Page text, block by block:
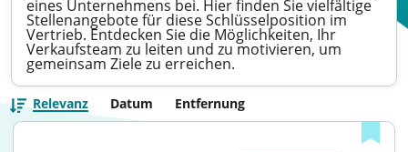
eines Unternehmens bei. Hier finden Sie vielfältige
Stellenangebote für diese Schlüsselposition im
Vertrieb. Entdecken Sie die Möglichkeiten, Ihr
Verkaufsteam zu leiten und zu motivieren, um
gemeinsam Ziele zu erreichen.
Relevanz Datum Entfernung